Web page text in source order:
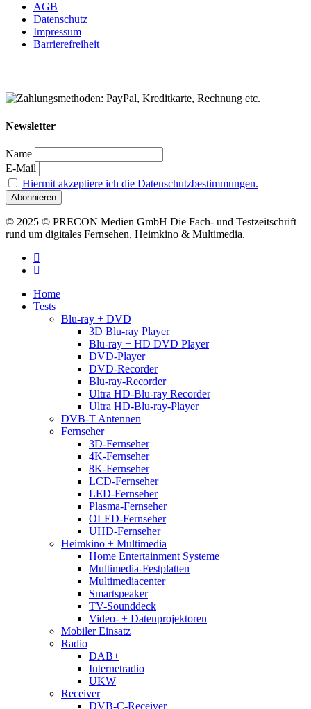
AGB
Datenschutz
Impressum
Barrierefreiheit
Newsletter
Name
E-Mail
Hiermit akzeptiere ich die Datenschutzbestimmungen.
© 2025 © PRECON Medien GmbH Die Fach- und Testzeitschrift
rund um digitales Fernsehen, Heimkino & Multimedia.
facebook
RSS
Close
Menu
Home
Tests
Blu-ray + DVD
3D Blu-ray Player
Blu-ray + HD DVD Player
DVD-Player
DVD-Recorder
Blu-ray-Recorder
Ultra HD-Blu-ray Recorder
Ultra HD-Blu-ray-Player
DVB-T Antennen
Fernseher
3D-Fernseher
4K-Fernseher
8K-Fernseher
LCD-Fernseher
LED-Fernseher
Plasma-Fernseher
OLED-Fernseher
UHD-Fernseher
Heimkino + Multimedia
Home Entertainment Systeme
Multimedia-Festplatten
Multimediacenter
Smartspeaker
TV-Sounddeck
Video- + Datenprojektoren
Mobiler Einsatz
Radio
DAB+
Internetradio
UKW
Receiver
DVB-C-Receiver